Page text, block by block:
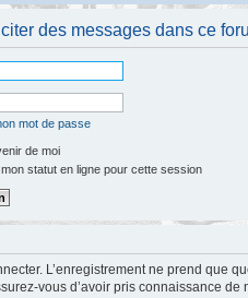
des messages dans ce
mot de passe
de moi
statut en ligne pour cette session
L’enregistrement ne prend que
vous d’avoir pris connaissance